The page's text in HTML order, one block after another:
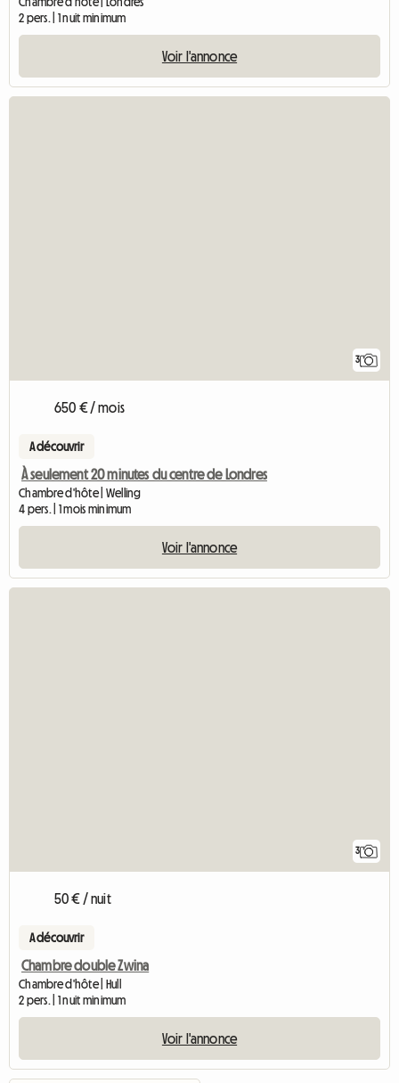
2 pers. | 1 nuit minimum
Voir l'annonce
3
650 € / mois
A découvrir
À seulement 20 minutes du centre de Londres
Chambre d'hôte | Welling
4 pers. | 1 mois minimum
Voir l'annonce
3
50 € / nuit
A découvrir
Chambre double Zwina
Chambre d'hôte | Hull
2 pers. | 1 nuit minimum
Voir l'annonce